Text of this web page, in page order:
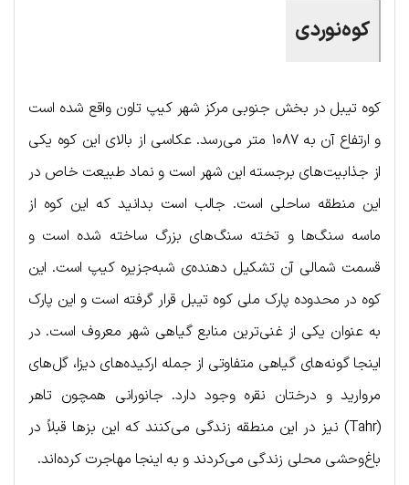
کوه‌نوردی
کوه تیبل در بخش جنوبی مرکز شهر کیپ تاون واقع شده است
و ارتفاع آن به ۱۰۸۷ متر می‌رسد. عکاسی از بالای این کوه یکی
از جذابیت‌های برجسته این شهر است و نماد طبیعت خاص در
این منطقه ساحلی است. جالب است بدانید که این کوه از
ماسه سنگ‌ها و تخته سنگ‌های بزرگ ساخته شده است و
قسمت شمالی آن تشکیل دهنده‌ی شبه‌جزیره کیپ است. این
کوه در محدوده پارک ملی کوه تیبل قرار گرفته است و این پارک
به عنوان یکی از غنی‌ترین منابع گیاهی شهر معروف است. در
اینجا گونه‌های گیاهی متفاوتی از جمله ارکیده‌های دیزا، گل‌های
مروارید و درختان نقره وجود دارد. جانورانی همچون تاهر
(Tahr) نیز در این منطقه زندگی می‌کنند که این بزها قبلاً در
باغ‌وحشی محلی زندگی می‌کردند و به اینجا مهاجرت کرده‌اند.